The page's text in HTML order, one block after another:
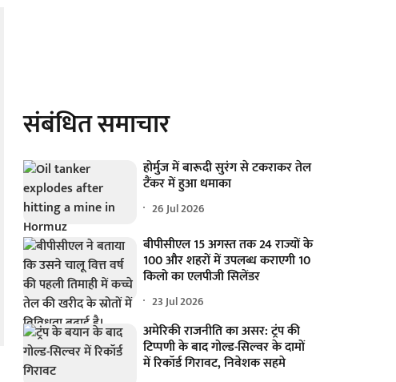
संबंधित समाचार
होर्मुज में बारूदी सुरंग से टकराकर तेल
टैंकर में हुआ धमाका
26 Jul 2026
बीपीसीएल 15 अगस्त तक 24 राज्यों के
100 और शहरों में उपलब्ध कराएगी 10
किलो का एलपीजी सिलेंडर
23 Jul 2026
अमेरिकी राजनीति का असर: ट्रंप की
टिप्पणी के बाद गोल्ड-सिल्वर के दामों
में रिकॉर्ड गिरावट, निवेशक सहमे